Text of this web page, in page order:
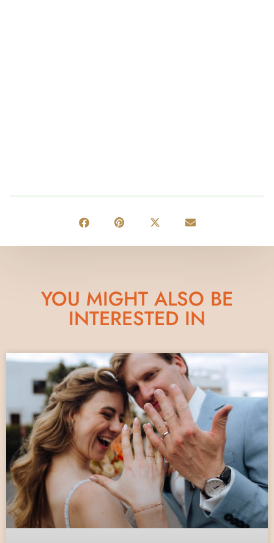
YOU MIGHT ALSO BE
INTERESTED IN